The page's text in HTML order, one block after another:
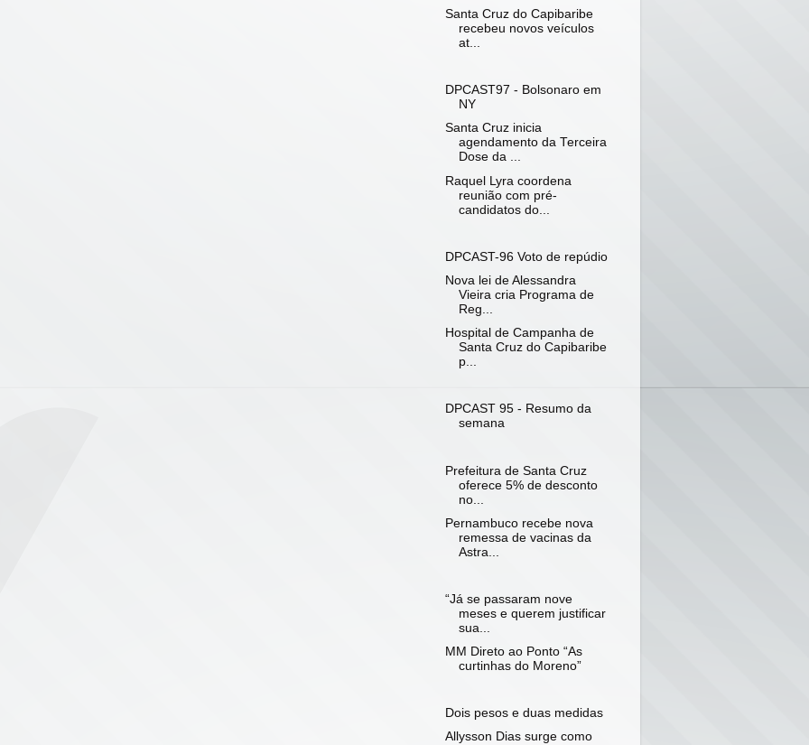
Santa Cruz do Capibaribe
recebeu novos veículos
at...
DPCAST97 - Bolsonaro em
NY
Santa Cruz inicia
agendamento da Terceira
Dose da ...
Raquel Lyra coordena
reunião com pré-
candidatos do...
DPCAST-96 Voto de repúdio
Nova lei de Alessandra
Vieira cria Programa de
Reg...
Hospital de Campanha de
Santa Cruz do Capibaribe
p...
DPCAST 95 - Resumo da
semana
Prefeitura de Santa Cruz
oferece 5% de desconto
no...
Pernambuco recebe nova
remessa de vacinas da
Astra...
“Já se passaram nove
meses e querem justificar
sua...
MM Direto ao Ponto “As
curtinhas do Moreno”
Dois pesos e duas medidas
Allysson Dias surge como